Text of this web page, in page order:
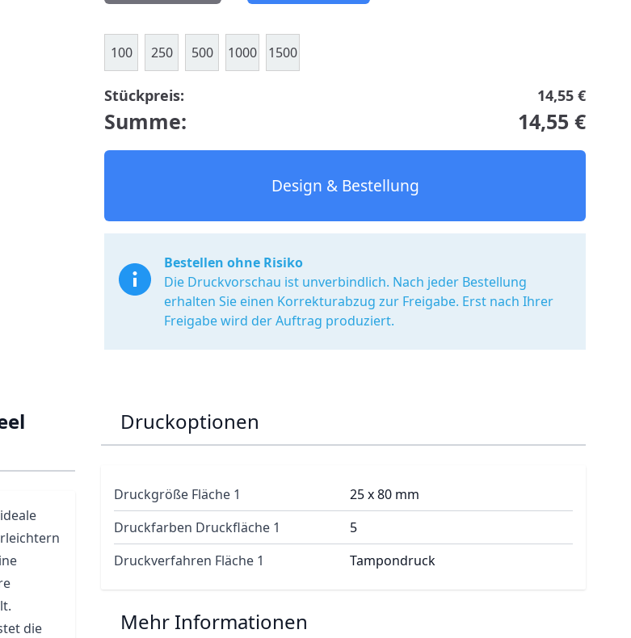
100 250 500 1000 1500
Stückpreis: 14,55 €
Summe: 14,55 €
Design & Bestellung
Bestellen ohne Risiko
Die Druckvorschau ist unverbindlich. Nach jeder Bestellung
erhalten Sie einen Korrekturabzug zur Freigabe. Erst nach Ihrer
Freigabe wird der Auftrag produziert.
die
Druckoptionen
Druckgröße Fläche 1
25 x 80 mm
Druckfarben Druckfläche 1
5
Druckverfahren Fläche 1
Tampondruck
Mehr Informationen